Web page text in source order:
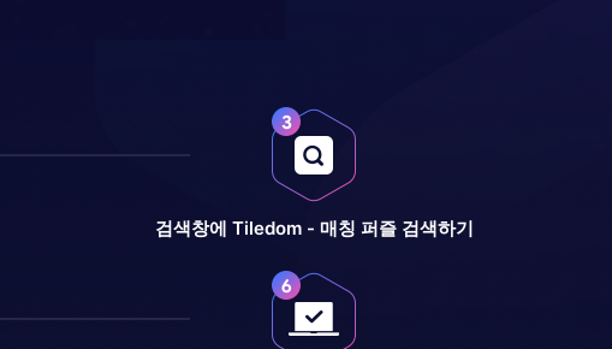
검색창에 Tiledom - 매칭 퍼즐 검색하기